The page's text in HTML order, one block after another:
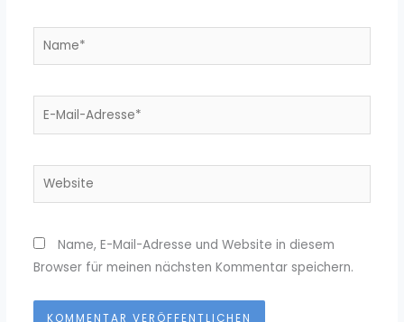
Name*
E-
Website
Name, E-Mail-Adresse und Website in diesem
Browser für meinen nächsten Kommentar speichern.